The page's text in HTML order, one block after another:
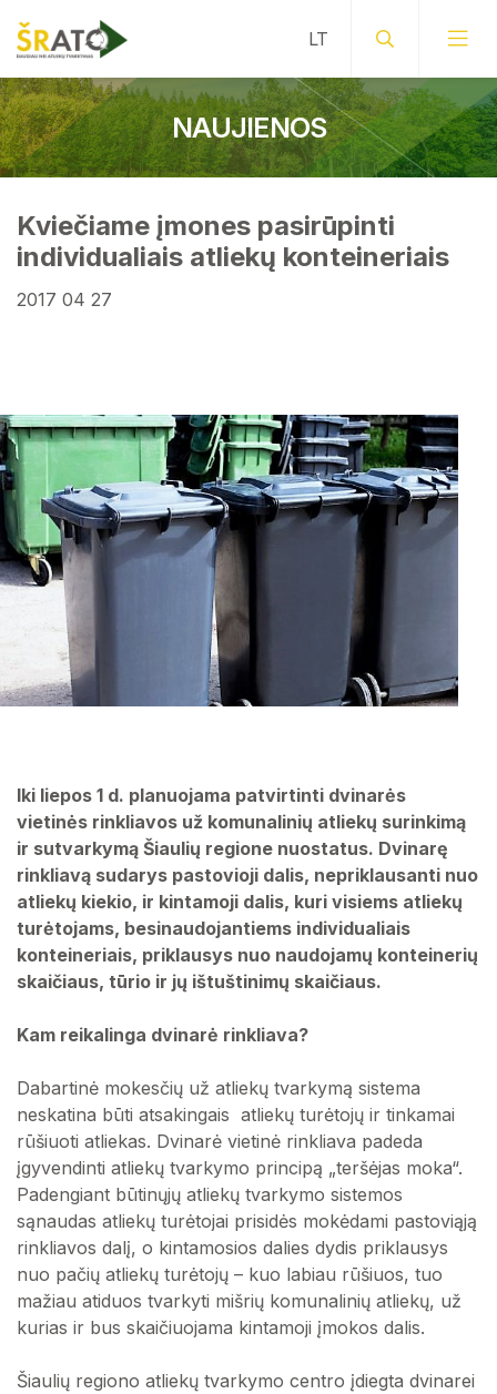
NAUJIENOS
Kviečiame įmones pasirūpinti
individualiais atliekų konteineriais
2017 04 27
Iki liepos 1 d. planuojama patvirtinti dvinarės
vietinės rinkliavos už komunalinių atliekų surinkimą
ir sutvarkymą Šiaulių regione nuostatus. Dvinarę
rinkliavą sudarys pastovioji dalis, nepriklausanti nuo
atliekų kiekio, ir kintamoji dalis, kuri visiems atliekų
turėtojams, besinaudojantiems individualiais
konteineriais, priklausys nuo naudojamų konteinerių
skaičiaus, tūrio ir jų ištuštinimų skaičiaus.
Kam reikalinga dvinarė rinkliava?
Dabartinė mokesčių už atliekų tvarkymą sistema
neskatina būti atsakingais atliekų turėtojų ir tinkamai
rūšiuoti atliekas. Dvinarė vietinė rinkliava padeda
įgyvendinti atliekų tvarkymo principą „teršėjas moka“.
Padengiant būtinųjų atliekų tvarkymo sistemos
sąnaudas atliekų turėtojai prisidės mokėdami pastoviąją
rinkliavos dalį, o kintamosios dalies dydis priklausys
nuo pačių atliekų turėtojų – kuo labiau rūšiuos, tuo
mažiau atiduos tvarkyti mišrių komunalinių atliekų, už
kurias ir bus skaičiuojama kintamoji įmokos dalis.
Šiaulių regiono atliekų tvarkymo centro įdiegta dvinarei